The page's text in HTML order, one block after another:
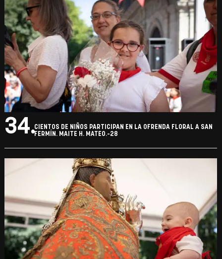
34.CIENTOS DE NIÑOS PARTICIPAN EN LA OFRENDA FLORAL A SAN
FERMÍN. MAITE H. MATEO.-28